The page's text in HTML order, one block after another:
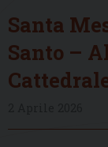
Santa
Santo –